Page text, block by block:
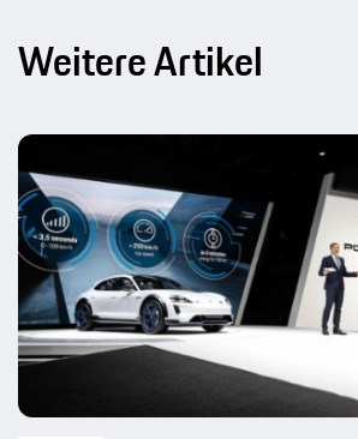
Weitere Artikel